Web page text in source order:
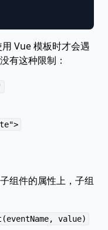
Vue 模板时才会遇
有这种限制：
组件的属性上，子组
value)